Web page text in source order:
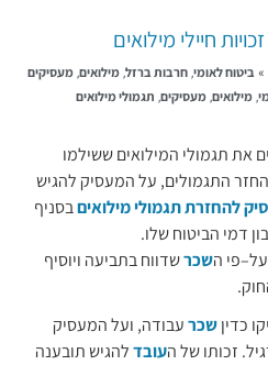
חיילי מילואים
ביטוח לאומי,חרבות ברזל,מילואים,מעסיקים
,מילואים,מעסיקים,תגמולי מילואים
את תגמולי המילואים ששילמו
התגמולים, על המעסיק להגיש
להחזרת תגמולי מילואיםבסניף
דמי הביטוח שלו.
ה שכרשדווח בתביעה ויוסיף
כדיןשכרעבודה, ועל המעסיק
זכותו של העובדלהגיש תובענה